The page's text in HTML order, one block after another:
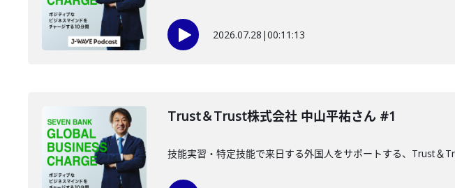
2026.07.28 |00:11:13
Trust＆Trust株式会社 中山平祐さん #1
技能実習・特定技能で来日する外国人をサポートする、Trust＆